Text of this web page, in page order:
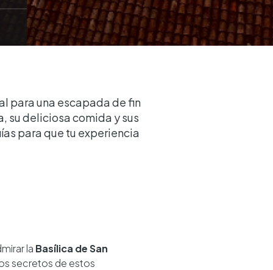
para una escapada de fin
su deliciosa comida y sus
para que tu experiencia
la Basílica de San
secretos de estos